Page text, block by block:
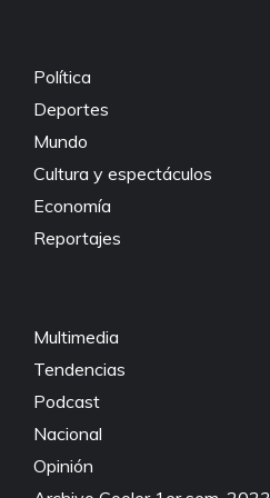
Política
Deportes
Mundo
Cultura y espectáculos
Economía
Reportajes
Multimedia
Tendencias
Podcast
Nacional
Opinión